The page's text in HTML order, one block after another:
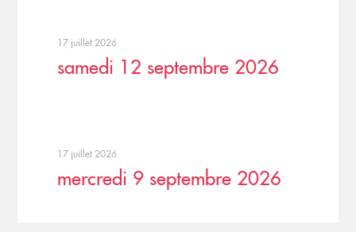
17 juillet 2026
samedi 12 septembre 2026
17 juillet 2026
mercredi 9 septembre 2026